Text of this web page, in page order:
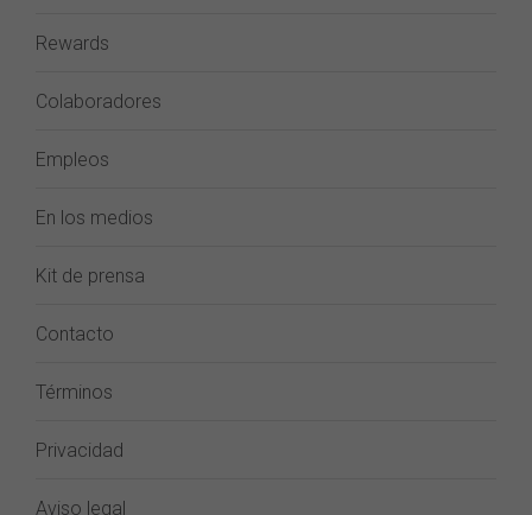
Rewards
Colaboradores
Empleos
En los medios
Kit de prensa
Contacto
Términos
Privacidad
Aviso legal